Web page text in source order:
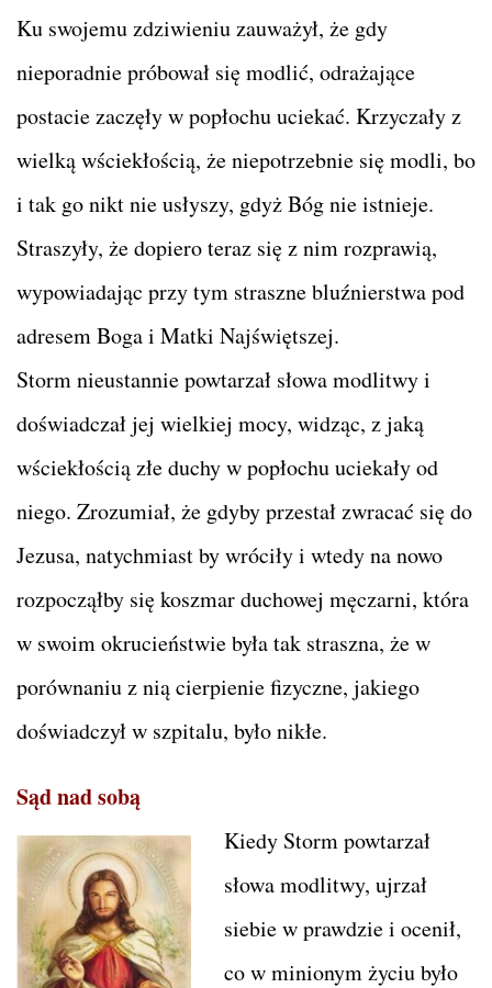
Ku swojemu zdziwieniu zauważył, że gdy
nieporadnie próbował się modlić, odrażające
postacie zaczęły w popłochu uciekać. Krzyczały z
wielką wściekłością, że niepotrzebnie się modli, bo
i tak go nikt nie usłyszy, gdyż Bóg nie istnieje.
Straszyły, że dopiero teraz się z nim rozprawią,
wypowiadając przy tym straszne bluźnierstwa pod
adresem Boga i Matki Najświętszej.
Storm nieustannie powtarzał słowa modlitwy i
doświadczał jej wielkiej mocy, widząc, z jaką
wściekłością złe duchy w popłochu uciekały od
niego. Zrozumiał, że gdyby przestał zwracać się do
Jezusa, natychmiast by wróciły i wtedy na nowo
rozpocząłby się koszmar duchowej męczarni, która
w swoim okrucieństwie była tak straszna, że w
porównaniu z nią cierpienie fizyczne, jakiego
doświadczył w szpitalu, było nikłe.
Sąd nad sobą
Kiedy Storm powtarzał
słowa modlitwy, ujrzał
siebie w prawdzie i ocenił,
co w minionym życiu było